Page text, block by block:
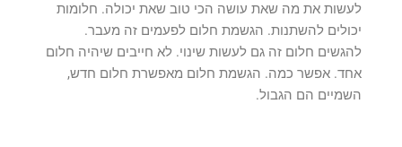
לעשות את מה שאת עושה הכי טוב שאת יכולה. חלומות
יכולים להשתנות. הגשמת חלום לפעמים זה מעבר.
להגשים חלום זה גם לעשות שינוי. לא חייבים שיהיה חלום
אחד. אפשר כמה. הגשמת חלום מאפשרת חלום חדש,
השמיים הם הגבול.